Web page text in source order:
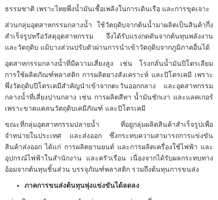
ธรรมชาติ เพราะไทยพึ่งน้ำมันเชื้อเพลิงในการเดินเรือ และการขุดเจาะ
ส่วนกลุ่มอุตสาหกรรมกลางน้ำ ใช้วัตถุดิบจากต้นน้ำมาผลิตเป็นสินค้ากึ่ง
สำเร็จรูปหรือวัสดุอุตสาหกรรม จึงได้รับแรงกดดันจากต้นทุนพลังงาน
และวัตถุดิบ แม้บางส่วนปรับตัวผ่านการนำเข้าวัตถุดิบจากภูมิภาคอื่นได้
อุตสาหกรรมกลางน้ำที่มีความเสี่ยงสูง เช่น โรงกลั่นน้ำมันปิโตรเลียม
การใช้ผลิตภัณฑ์พลาสติก การผลิตยางสังเคราะห์ และปิโตรเคมี เพราะ
พึ่งวัตถุดิบปิโตรเคมีสำคัญนำเข้าจากตะวันออกกลาง และอุตสาหกรรม
กลางน้ำที่เสี่ยงปานกลาง เช่น การผลิตสีทา น้ำมันชักเงา และแลคเกอร์
เพราะขาดแคลนวัตถุดิบเคมีภัณฑ์ และปิโตรเคมี
ขณะที่กลุ่มอุตสาหกรรมปลายน้ำ ที่อยู่กลุ่มผลิตสินค้าสำเร็จรูปเพื่อ
จำหน่ายในประเทศ และส่งออก ซึ่งกระทบความสามารถการแข่งขัน
สินค้าส่งออก ได้แก่ การผลิตยานยนต์ และการผลิตเครื่องใช้ไฟฟ้า และ
อุปกรณ์ไฟฟ้าในสำนักงาน และครัวเรือน เนื่องจากได้รับผลกระทบทาง
อ้อมจากต้นทุนชิ้นส่วน บรรจุภัณฑ์พลาสติก รวมถึงต้นทุนการขนส่ง
ภาคการขนส่งต้นทุนพุ่งแข่งขันได้ลดลง